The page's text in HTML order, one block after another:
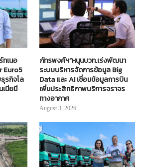
เนอ
Euro5
รกิจโล
นียมี
ภัทรพงศ์ฯ”หนุนบวท.เร่งพัฒนา
ระบบบริหารจัดการข้อมูล Big
Data และ AI เชื่อมข้อมูลการบิน
เพิ่มประสิทธิภาพบริการจราจร
ทางอากาศ
August 3, 2026